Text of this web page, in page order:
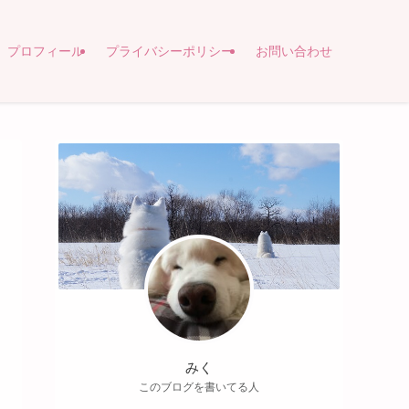
プロフィール プライバシーポリシー お問い合わせ
みく
このブログを書いてる人